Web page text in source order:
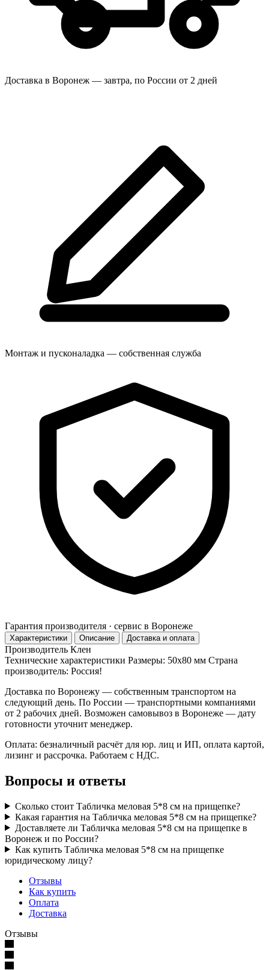
Доставка в Воронеж — завтра, по России от 2 дней
Монтаж и пусконаладка — собственная служба
Гарантия производителя · сервис в Воронеже
Характеристики Описание Доставка и оплата
Производитель Клен
Технические характеристики Размеры: 50х80 мм Страна
производитель: Россия!
Доставка по Воронежу — собственным транспортом на
следующий день. По России — транспортными компаниями
от 2 рабочих дней. Возможен самовывоз в Воронеже — дату
готовности уточнит менеджер.
Оплата: безналичный расчёт для юр. лиц и ИП, оплата картой,
лизинг и рассрочка. Работаем с НДС.
Вопросы и ответы
Сколько стоит Табличка меловая 5*8 см на прищепке?
Какая гарантия на Табличка меловая 5*8 см на прищепке?
Доставляете ли Табличка меловая 5*8 см на прищепке в
Воронеж и по России?
Как купить Табличка меловая 5*8 см на прищепке
юридическому лицу?
Отзывы
Как купить
Оплата
Доставка
Отзывы